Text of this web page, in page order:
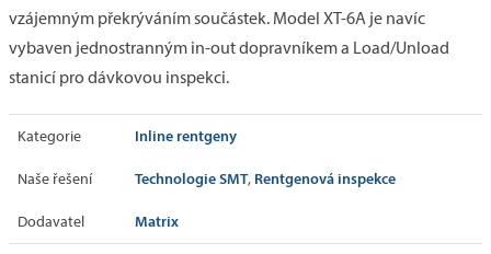
vzájemným překrýváním součástek. Model XT-6A je navíc
vybaven jednostranným in-out dopravníkem a Load/Unload
stanicí pro dávkovou inspekci.
Kategorie Inline rentgeny
Naše řešení Technologie SMT, Rentgenová inspekce
Dodavatel Matrix